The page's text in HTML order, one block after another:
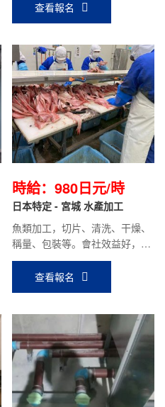
職前輩月薪30萬日元以上。
查看報名
時給：980日元/時
日本特定 - 宮城 水產加工
魚類加工，切片、清洗、干燥、
稱量、包裝等。會社效益好，加
班多，時給980日元/時。
查看報名